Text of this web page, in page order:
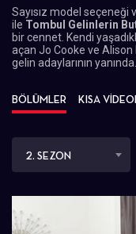
Sayısız model seçeneği
ile Tombul Gelinlerin
bir cennet. Kendi
açan Jo Cooke ve
gelin adaylarının yanında.
BÖLÜMLER KISA
2. SEZON